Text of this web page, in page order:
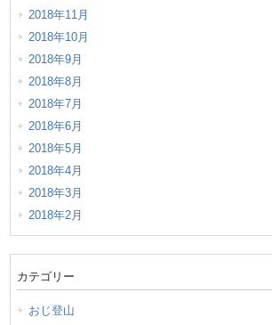
2018年11月
2018年10月
2018年9月
2018年8月
2018年7月
2018年6月
2018年5月
2018年4月
2018年3月
2018年2月
カテゴリー
おじ登山